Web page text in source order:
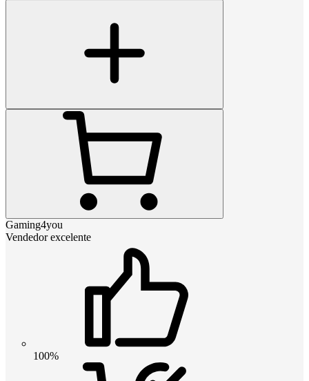
Gaming4you
Vendedor excelente
100%